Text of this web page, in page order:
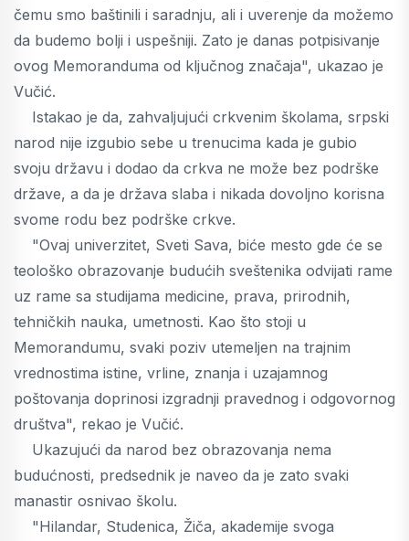
čemu smo baštinili i saradnju, ali i uverenje da možemo
da budemo bolji i uspešniji. Zato je danas potpisivanje
ovog Memoranduma od ključnog značaja", ukazao je
Vučić.
Istakao je da, zahvaljujući crkvenim školama, srpski
narod nije izgubio sebe u trenucima kada je gubio
svoju državu i dodao da crkva ne može bez podrške
države, a da je država slaba i nikada dovoljno korisna
svome rodu bez podrške crkve.
"Ovaj univerzitet, Sveti Sava, biće mesto gde će se
teološko obrazovanje budućih sveštenika odvijati rame
uz rame sa studijama medicine, prava, prirodnih,
tehničkih nauka, umetnosti. Kao što stoji u
Memorandumu, svaki poziv utemeljen na trajnim
vrednostima istine, vrline, znanja i uzajamnog
poštovanja doprinosi izgradnji pravednog i odgovornog
društva", rekao je Vučić.
Ukazujući da narod bez obrazovanja nema
budućnosti, predsednik je naveo da je zato svaki
manastir osnivao školu.
"Hilandar, Studenica, Žiča, akademije svoga